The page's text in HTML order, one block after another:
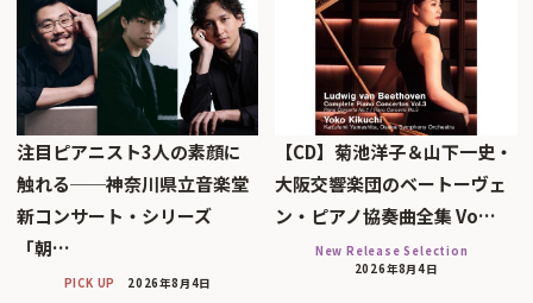
注目ピアニスト3人の素顔に
触れる──神奈川県立音楽堂
新コンサート・シリーズ
「朝…
PICK UP 2026年8月4日
【CD】菊池洋子＆山下一史・
大阪交響楽団のベートーヴェ
ン・ピアノ協奏曲全集 Vo…
New Release Selection
2026年8月4日